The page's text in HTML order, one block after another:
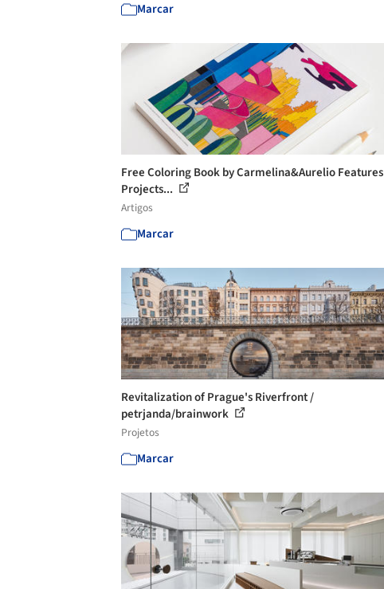
Marcar
Free Coloring Book by Carmelina&Aurelio Features
Projects...
Artigos
Marcar
Revitalization of Prague's Riverfront /
petrjanda/brainwork
Projetos
Marcar